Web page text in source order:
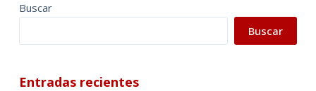
Buscar
Buscar
Entradas recientes